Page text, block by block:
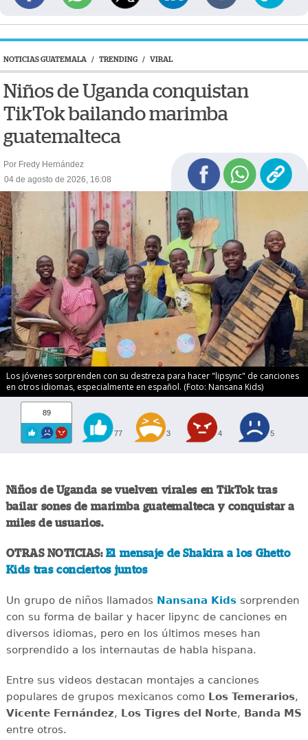
NOTICIAS GUATEMALA / TRENDING / VIRAL
Niños de Uganda conquistan
TikTok bailando marimba
guatemalteca
Por Fredy Hernández
04 de agosto de 2026, 16:08
Los jóvenes sorprenden con su destreza para hacer "lipsync" de canciones
en otros idiomas, especialmente en español. (Foto: Nansana Kids)
89
77 3 4 5
Niños de Uganda se vuelven virales en TikTok tras
bailar sones de marimba guatemalteca y conquistar a
miles de usuarios.
OTRAS NOTICIAS: El mensaje de Shakira a los Ghetto
Kids tras conciertos juntos
Un grupo de niños llamados Nansana Kidssorprenden
con su forma de bailar y hacer lipync de canciones en
diversos idiomas, pero en los últimos meses han
sorprendido a los internautas de habla hispana.
Entre sus videos destacan montajes a canciones
populares de grupos mexicanos como Los Temerarios,
Vicente Fernández, Los Tigres del Norte, Banda MS
entre otros.